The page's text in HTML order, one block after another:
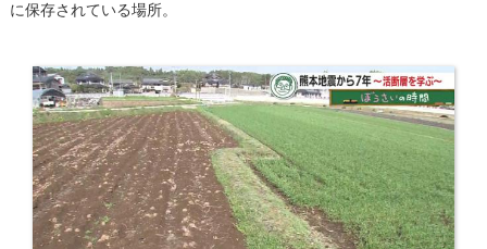
に保存されている場所。